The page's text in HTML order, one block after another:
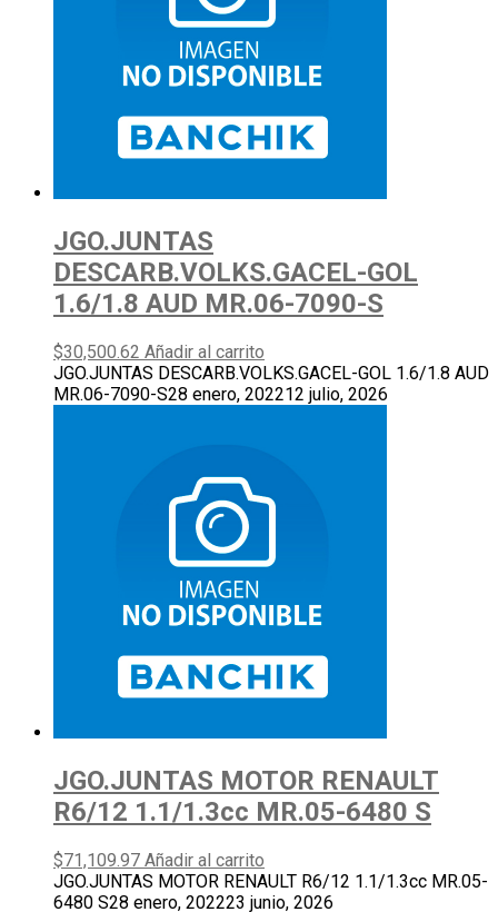
JGO.JUNTAS
DESCARB.VOLKS.GACEL-GOL
1.6/1.8 AUD MR.06-7090-S
$30,500.62 Añadir al carrito
JGO.JUNTAS DESCARB.VOLKS.GACEL-GOL 1.6/1.8 AUD
MR.06-7090-S28 enero, 202212 julio, 2026
JGO.JUNTAS MOTOR RENAULT
R6/12 1.1/1.3cc MR.05-6480 S
$71,109.97 Añadir al carrito
JGO.JUNTAS MOTOR RENAULT R6/12 1.1/1.3cc MR.05-
6480 S28 enero, 202223 junio, 2026